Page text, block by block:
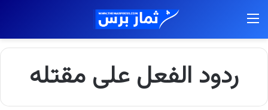
ردود الفعل على مقتله